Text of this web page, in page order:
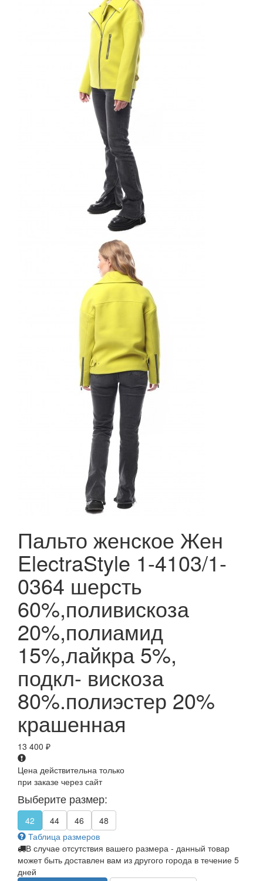
Пальто женское Жен
ElectraStyle 1-4103/1-
0364 шерсть
60%,поливискоза
20%,полиамид
15%,лайкра 5%,
подкл- вискоза
80%.полиэстер 20%
крашенная
13 400 ₽
Цена действительна только
при заказе через сайт
Выберите размер:
42 44 46
48
Таблица размеров
В случае отсутствия вашего размера - данный товар
может быть доставлен вам из другого города в течение 5
дней